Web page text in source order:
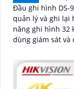
Đầu ghi hình DS-
quản lý và ghi lại
năng ghi hình 32
dùng giám sát